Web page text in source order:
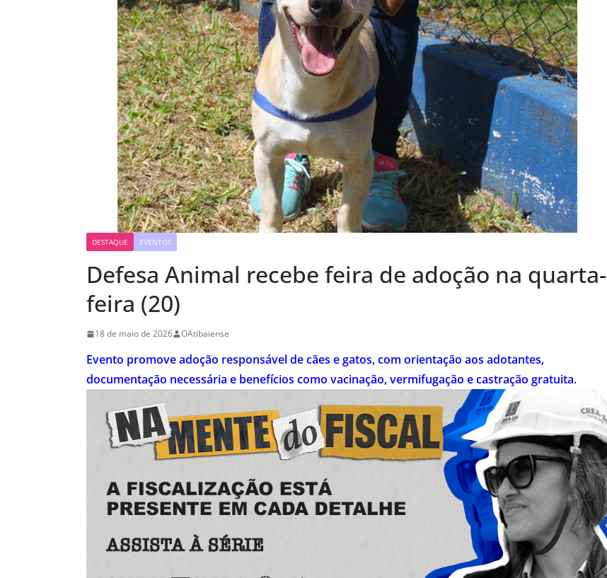
DESTAQUE EVENTOS
Defesa Animal recebe feira de adoção na quarta-
feira (20)
18 de maio de 2026 OAtibaiense
Evento promove adoção responsável de cães e gatos, com orientação aos adotantes,
documentação necessária e benefícios como vacinação, vermifugação e castração gratuita.